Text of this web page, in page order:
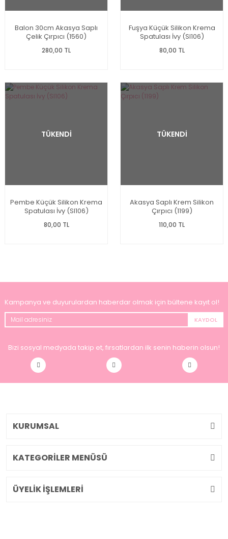
Balon 30cm Akasya Saplı
Çelik Çırpıcı (1560)
280,00 TL
Fuşya Küçük Silikon Krema
Spatulası İvy (Sl106)
80,00 TL
TÜKENDİ
Pembe Küçük Silikon Krema
Spatulası İvy (Sl106)
80,00 TL
TÜKENDİ
Akasya Saplı Krem Silikon
Çırpıcı (1199)
110,00 TL
Kampanya ve duyurulardan haberdar olmak için bültene kayıt ol!
KAYDOL
Bizi sosyal medyada takip et, fırsatlardan ilk senin haberin olsun!
KURUMSAL
KATEGORİLER MENÜSÜ
ÜYELİK İŞLEMLERİ